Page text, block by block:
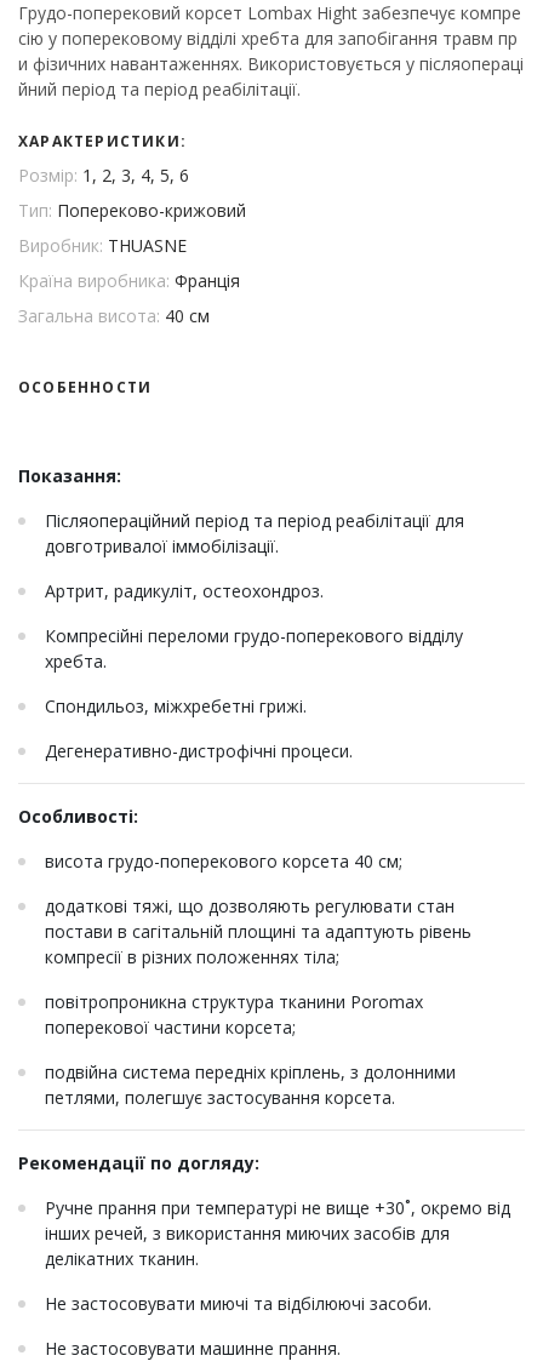
Грудо-поперековий корсет Lombax Hight забезпечує компре
сію у поперековому відділі хребта для запобігання травм пр
и фізичних навантаженнях. Використовується у післяопераці
йний період та період реабілітації.
ХАРАКТЕРИСТИКИ:
Розмір: 1, 2, 3, 4, 5, 6
Тип: Попереково-крижовий
Виробник: THUASNE
Країна виробника: Франція
Загальна висота: 40 см
ОСОБЕННОСТИ
Показання:
Післяопераційний період та період реабілітації для
довготривалої іммобілізації.
Артрит, радикуліт, остеохондроз.
Компресійні переломи грудо-поперекового відділу
хребта.
Спондильоз, міжхребетні грижі.
Дегенеративно-дистрофічні процеси.
Особливості:
висота грудо-поперекового корсета 40 см;
додаткові тяжі, що дозволяють регулювати стан
постави в сагітальній площині та адаптують рівень
компресії в різних положеннях тіла;
повітропроникна структура тканини Poromax
поперекової частини корсета;
подвійна система передніх кріплень, з долонними
петлями, полегшує застосування корсета.
Рекомендації по догляду:
Ручне прання при температурі не вище +30˚, окремо від
інших речей, з використання миючих засобів для
делікатних тканин.
Не застосовувати миючі та відбілюючі засоби.
Не застосовувати машинне прання.